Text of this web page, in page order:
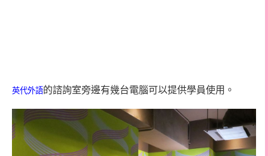
英代外語的諮詢室旁邊有幾台電腦可以提供學員使用。